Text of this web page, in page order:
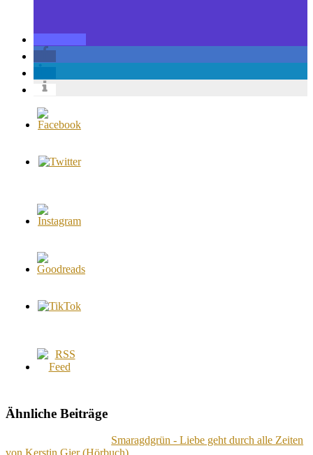
Ähnliche Beiträge
Smaragdgrün - Liebe geht durch alle Zeiten